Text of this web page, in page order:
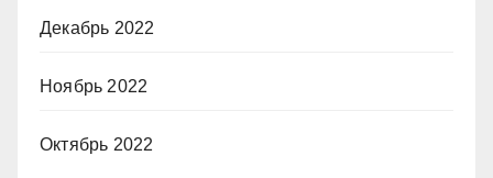
Декабрь 2022
Ноябрь 2022
Октябрь 2022